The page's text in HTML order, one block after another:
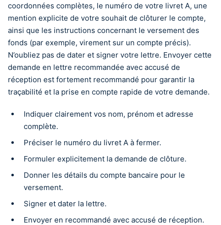
coordonnées complètes, le numéro de votre livret A, une
mention explicite de votre souhait de clôturer le compte,
ainsi que les instructions concernant le versement des
fonds (par exemple, virement sur un compte précis).
N’oubliez pas de dater et signer votre lettre. Envoyer cette
demande en lettre recommandée avec accusé de
réception est fortement recommandé pour garantir la
traçabilité et la prise en compte rapide de votre demande.
Indiquer clairement vos nom, prénom et adresse
complète.
Préciser le numéro du livret A à fermer.
Formuler explicitement la demande de clôture.
Donner les détails du compte bancaire pour le
versement.
Signer et dater la lettre.
Envoyer en recommandé avec accusé de réception.